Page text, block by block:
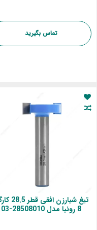
تماس بگیرید
تیغ شیارزن
8 رونیا مدل 28508010-03